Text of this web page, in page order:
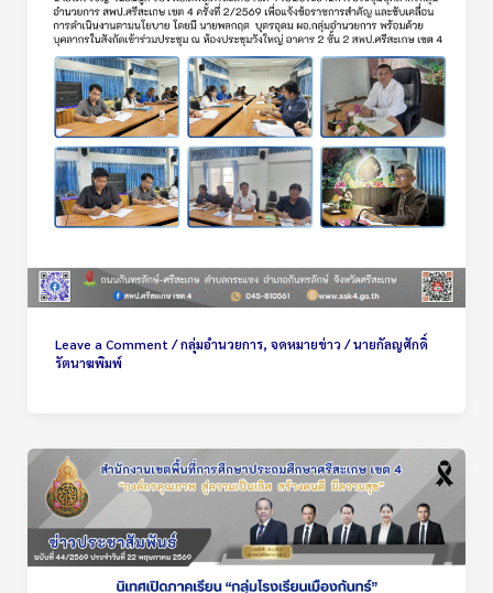
Leave a Comment /กลุ่มอำนวยการ, จดหมายข่าว /นายกัลญศักดิ์
รัตนาฆพิมพ์